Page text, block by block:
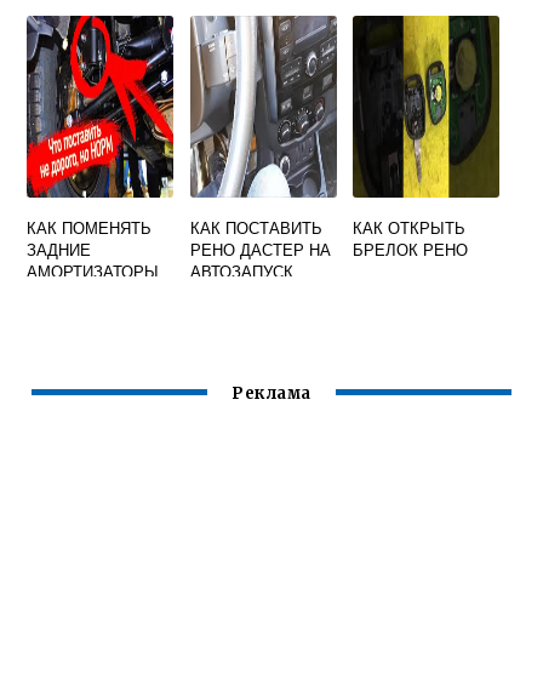
КАК ПОМЕНЯТЬ
ЗАДНИЕ
АМОРТИЗАТОРЫ
КАК ПОСТАВИТЬ
РЕНО ДАСТЕР НА
АВТОЗАПУСК
КАК ОТКРЫТЬ
БРЕЛОК РЕНО
Реклама